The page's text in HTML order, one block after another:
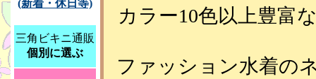
カラー10色以上豊富
ファッション水着の
(新着・休日等)
三角ビキニ通販
個別に選ぶ